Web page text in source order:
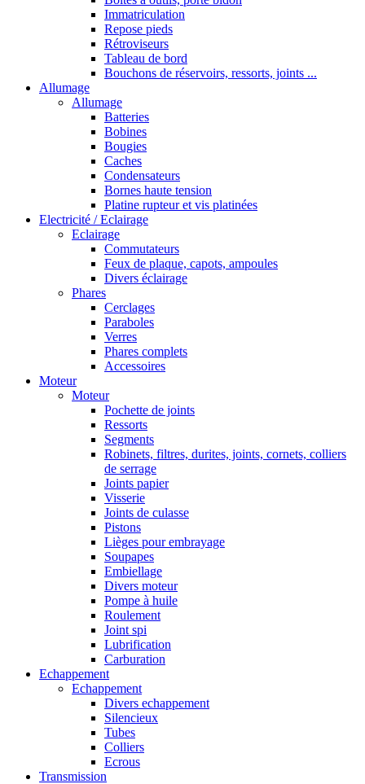
Immatriculation
Repose pieds
Rétroviseurs
Tableau de bord
Bouchons de réservoirs, ressorts, joints ...
Allumage
Allumage
Batteries
Bobines
Bougies
Caches
Condensateurs
Bornes haute tension
Platine rupteur et vis platinées
Electricité / Eclairage
Eclairage
Commutateurs
Feux de plaque, capots, ampoules
Divers éclairage
Phares
Cerclages
Paraboles
Verres
Phares complets
Accessoires
Moteur
Moteur
Pochette de joints
Ressorts
Segments
Robinets, filtres, durites, joints, cornets, colliers
de serrage
Joints papier
Visserie
Joints de culasse
Pistons
Lièges pour embrayage
Soupapes
Embiellage
Divers moteur
Pompe à huile
Roulement
Joint spi
Lubrification
Carburation
Echappement
Echappement
Divers echappement
Silencieux
Tubes
Colliers
Ecrous
Transmission